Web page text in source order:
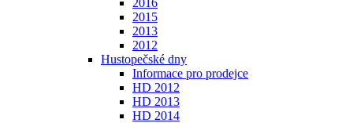
2016
2015
2013
2012
Hustopečské dny
Informace pro prodejce
HD 2012
HD 2013
HD 2014